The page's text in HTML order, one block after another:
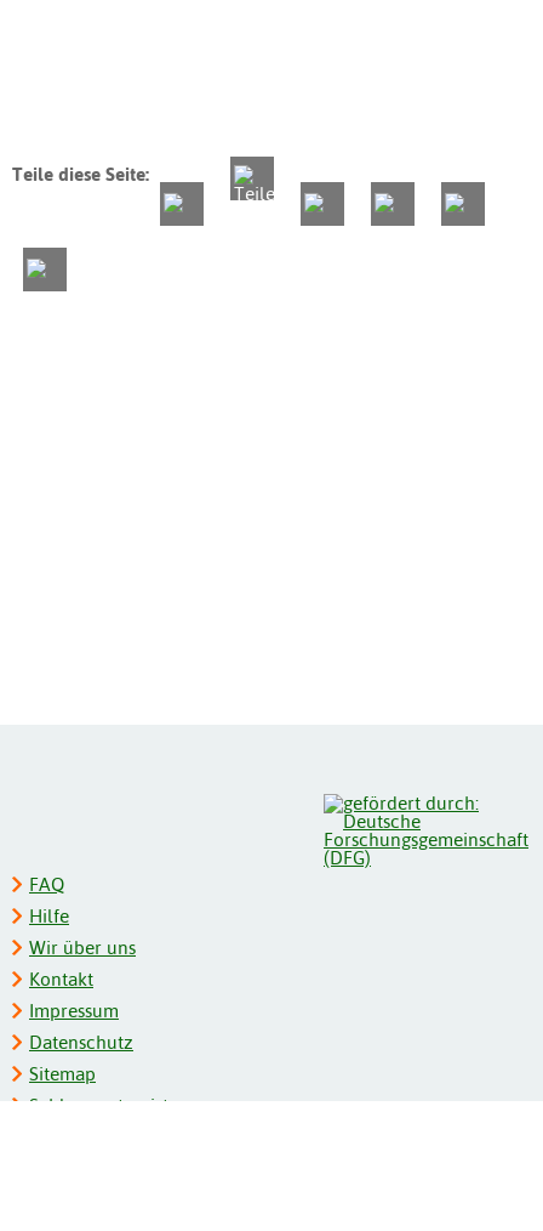
Teile diese Seite:
FAQ
Hilfe
Wir über uns
Kontakt
Impressum
Datenschutz
Sitemap
Schlagwortregister